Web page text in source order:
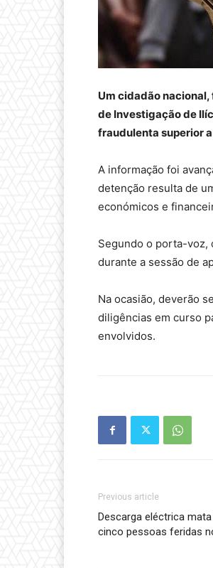
Um cidadão
de Investigação de
fraudulenta superior
A informação foi
detenção resulta de
económicos e
Segundo o porta-voz,
durante a sessão de
Na ocasião, deverão
diligências em curso
envolvidos.
Previous article
Descarga eléctrica
cinco pessoas feridas